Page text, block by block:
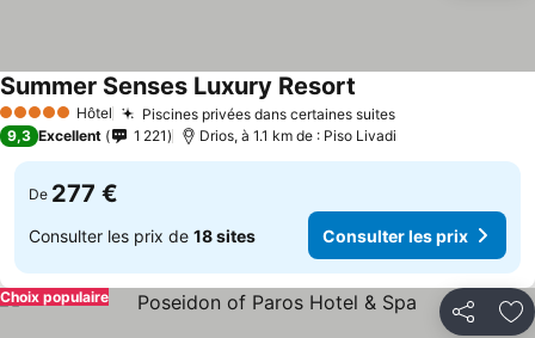
5 Étoiles Hôtel Piscines privées dans certaines suites
Summer Senses Luxury Resort
9,3 Excellent 1 221 Drios, à 1.1 km de : Piso Livadi
De 277 €
Consulter les prix de 18 sites Consulter les prix
Partager
Choix populaire